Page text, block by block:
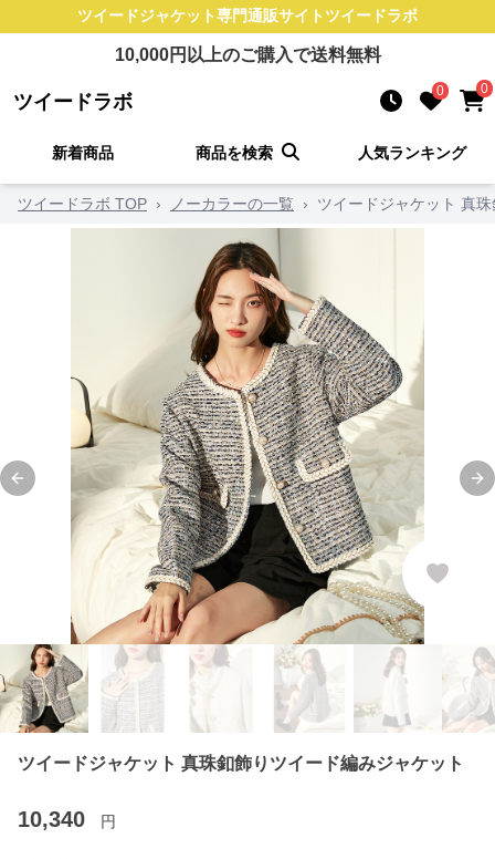
ツイードジャケット専門通販サイト ツイードラボ
10,000円以上のご購入で送料無料
ツイードラボ 0 0
新着商品 商品を検索 人気ランキング
ツイードラボ TOP › ノーカラーの一覧 › ツイードジャケット 真
Previous slide
ツイードジャケット 真珠釦飾りツイード編みジャケット
10,340 円